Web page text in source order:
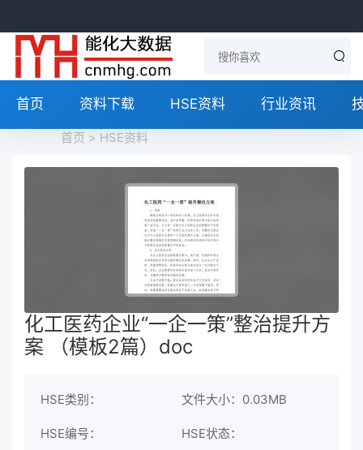
首页 资料下载 HSE资料 行业资讯
首页 > HSE资料
化工医药企业“一企一策”整治提升方
案 （模板2篇）doc
HSE类别： 文件大小：0.03MB
HSE编号： HSE状态：